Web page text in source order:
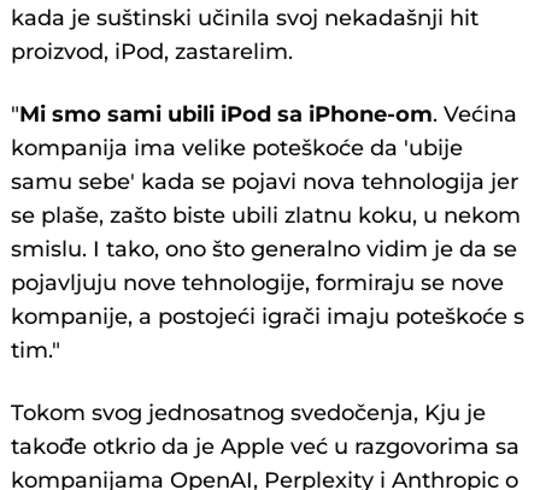
kada je suštinski učinila svoj nekadašnji hit
proizvod, iPod, zastarelim.
"Mi smo sami ubili iPod sa iPhone-om. Većina
kompanija ima velike poteškoće da 'ubije
samu sebe' kada se pojavi nova tehnologija jer
se plaše, zašto biste ubili zlatnu koku, u nekom
smislu. I tako, ono što generalno vidim je da se
pojavljuju nove tehnologije, formiraju se nove
kompanije, a postojeći igrači imaju poteškoće s
tim."
Tokom svog jednosatnog svedočenja, Kju je
takođe otkrio da je Apple već u razgovorima sa
kompanijama OpenAI, Perplexity i Anthropic o